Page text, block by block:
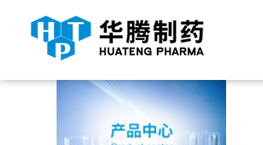
当前位置： 首页 产品中心